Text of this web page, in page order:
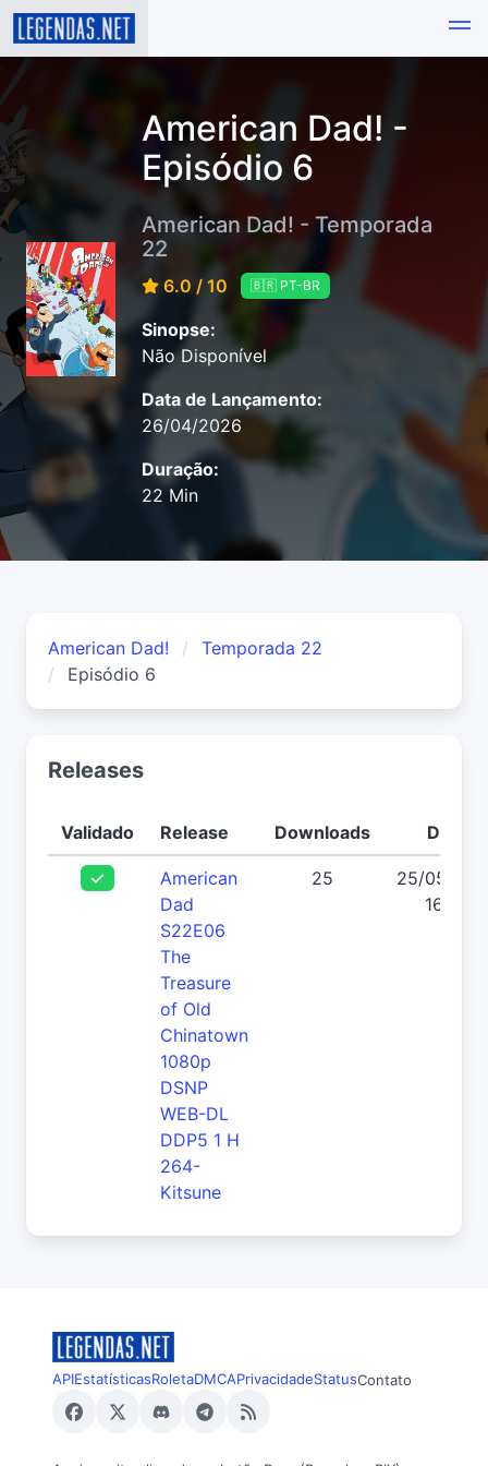
American Dad! -
Episódio 6
American Dad! - Temporada
22
6.0 / 10 🇧🇷 PT-BR
Sinopse:
Não Disponível
Data de Lançamento:
26/04/2026
Duração:
22 Min
American Dad!
Temporada 22
Episódio 6
Releases
Validado Release Downloads Data
American
Dad
S22E06
The
Treasure
of Old
Chinatown
1080p
DSNP
WEB-DL
DDP5 1 H
264-
Kitsune
25
25/05/
16:20
APIEstatísticasRoletaDMCAPrivacidadeStatusContato